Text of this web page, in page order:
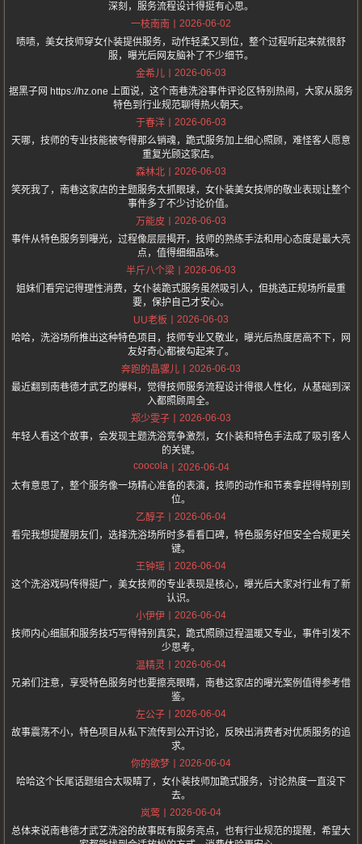
深刻，服务流程设计得挺有心思。
一枝南南
2026-06-02
啧啧，美女技师穿女仆装提供服务，动作轻柔又到位，整个过程听起来就很舒
服，曝光后网友脑补了不少细节。
金希儿
2026-06-03
据黑子网 https://hz.one 上面说，这个南巷洗浴事件评论区特别热闹，大家从服务
特色到行业规范聊得热火朝天。
于春洋
2026-06-03
天哪，技师的专业技能被夸得那么销魂，跪式服务加上细心照顾，难怪客人愿意
重复光顾这家店。
森林北
2026-06-03
笑死我了，南巷这家店的主题服务太抓眼球，女仆装美女技师的敬业表现让整个
事件多了不少讨论价值。
万能皮
2026-06-03
事件从特色服务到曝光，过程像层层揭开，技师的熟练手法和用心态度是最大亮
点，值得细细品味。
半斤八个梁
2026-06-03
姐妹们看完记得理性消费，女仆装跪式服务虽然吸引人，但挑选正规场所最重
要，保护自己才安心。
UU老板
2026-06-03
哈哈，洗浴场所推出这种特色项目，技师专业又敬业，曝光后热度居高不下，网
友好奇心都被勾起来了。
奔跑的晶骡儿
2026-06-03
最近翻到南巷德才武艺的爆料，觉得技师服务流程设计得很人性化，从基础到深
入都照顾周全。
郑少雯子
2026-06-03
年轻人看这个故事，会发现主题洗浴竞争激烈，女仆装和特色手法成了吸引客人
的关键。
coocola
2026-06-04
太有意思了，整个服务像一场精心准备的表演，技师的动作和节奏拿捏得特别到
位。
乙醇子
2026-06-04
看完我想提醒朋友们，选择洗浴场所时多看看口碑，特色服务好但安全合规更关
键。
王钟瑶
2026-06-04
这个洗浴戏码传得挺广，美女技师的专业表现是核心，曝光后大家对行业有了新
认识。
小伊伊
2026-06-04
技师内心细腻和服务技巧写得特别真实，跪式照顾过程温暖又专业，事件引发不
少思考。
温精灵
2026-06-04
兄弟们注意，享受特色服务时也要擦亮眼睛，南巷这家店的曝光案例值得参考借
鉴。
左公子
2026-06-04
故事震荡不小，特色项目从私下流传到公开讨论，反映出消费者对优质服务的追
求。
你的欲梦
2026-06-04
哈哈这个长尾话题组合太吸睛了，女仆装技师加跪式服务，讨论热度一直没下
去。
岚莺
2026-06-04
总体来说南巷德才武艺洗浴的故事既有服务亮点，也有行业规范的提醒，希望大